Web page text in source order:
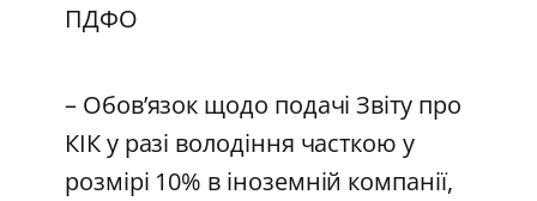
ПДФО
– Обов’язок щодо подачі Звіту про
КІК у разі володіння часткою у
розмірі 10% в іноземній компанії,